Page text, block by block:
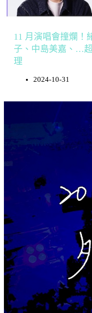
11 月演唱會撞爛！
子、中島美嘉、…
理
2024-10-31